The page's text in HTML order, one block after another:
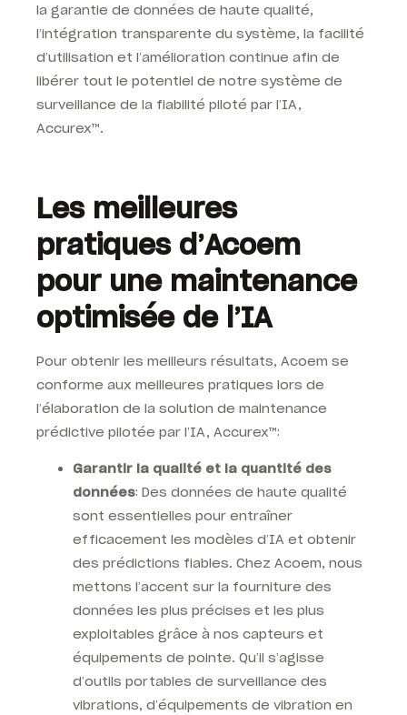
la garantie de données de haute qualité,
l’intégration transparente du système, la facilité
d’utilisation et l’amélioration continue afin de
libérer tout le potentiel de notre système de
surveillance de la fiabilité piloté par l’IA,
Accurex™.
Les meilleures
pratiques d’Acoem
pour une maintenance
optimisée de l’IA
Pour obtenir les meilleurs résultats, Acoem se
conforme aux meilleures pratiques lors de
l’élaboration de la solution de maintenance
prédictive pilotée par l’IA, Accurex™:
Garantir la qualité et la quantité des
données: Des données de haute qualité
sont essentielles pour entraîner
efficacement les modèles d’IA et obtenir
des prédictions fiables. Chez Acoem, nous
mettons l’accent sur la fourniture des
données les plus précises et les plus
exploitables grâce à nos capteurs et
équipements de pointe. Qu’il s’agisse
d’outils portables de surveillance des
vibrations, d’équipements de vibration en